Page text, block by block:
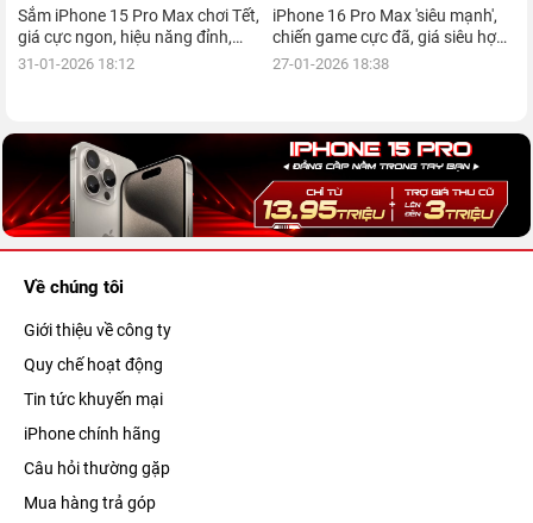
Sắm iPhone 15 Pro Max chơi Tết,
giá cực ngon, hiệu năng đỉnh,
kèm nhiều ưu đãi, mua ngay!
31-01-2026 18:12
iPhone 16 Pro Max 'siêu mạnh',
chiến game cực đã, giá siêu hợp
lý, mua ngay!
27-01-2026 18:38
Về chúng tôi
Giới thiệu về công ty
Quy chế hoạt động
Tin tức khuyến mại
iPhone chính hãng
Câu hỏi thường gặp
Mua hàng trả góp